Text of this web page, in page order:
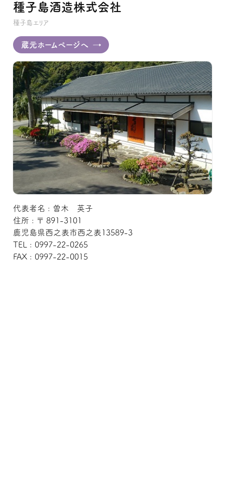
種子島酒造株式会社
種子島エリア
蔵元ホームページへ
代表者名 : 曽木 英子
住所 : 〒 891-3101
鹿児島県西之表市西之表13589-3
TEL : 0997-22-0265
FAX : 0997-22-0015